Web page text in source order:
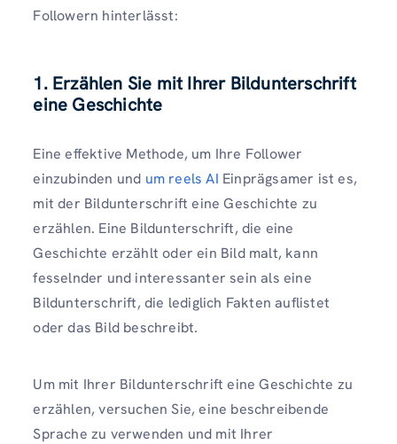
Followern hinterlässt:
1. Erzählen Sie mit Ihrer Bildunterschrift
eine Geschichte
Eine effektive Methode, um Ihre Follower
einzubinden und um reels AI Einprägsamer ist es,
mit der Bildunterschrift eine Geschichte zu
erzählen. Eine Bildunterschrift, die eine
Geschichte erzählt oder ein Bild malt, kann
fesselnder und interessanter sein als eine
Bildunterschrift, die lediglich Fakten auflistet
oder das Bild beschreibt.
Um mit Ihrer Bildunterschrift eine Geschichte zu
erzählen, versuchen Sie, eine beschreibende
Sprache zu verwenden und mit Ihrer